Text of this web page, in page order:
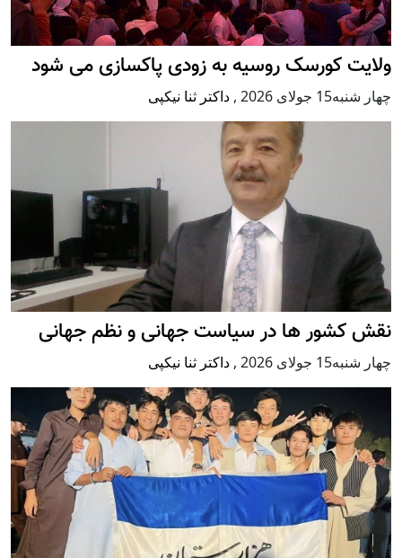
ولایت کورسک روسیه به زودی پاکسازی می شود
چهار شنبه15 جولای 2026 , داکتر ثنا نیکپی
نقش کشور ها در سیاست جهانی و نظم جهانی
چهار شنبه15 جولای 2026 , داکتر ثنا نیکپی